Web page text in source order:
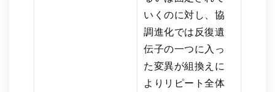
いくのに対し、協
調進化では反復遺
伝子の一つに入っ
た変異が組換えに
よりリピート全体